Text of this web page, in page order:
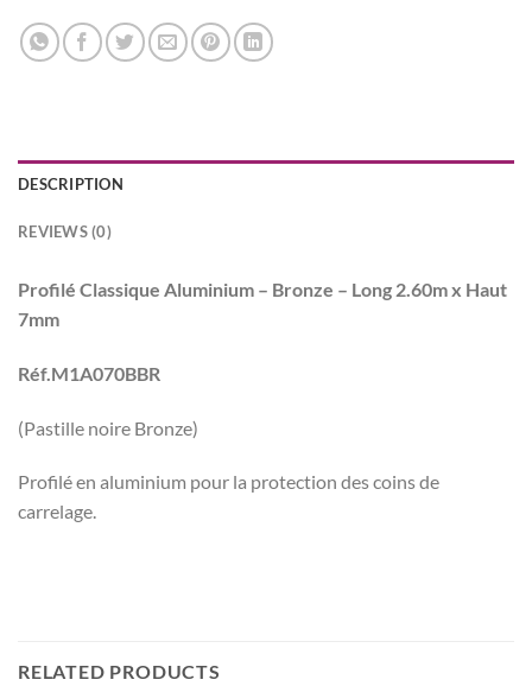
DESCRIPTION
REVIEWS (0)
Profilé Classique Aluminium – Bronze – Long 2.60m x Haut
7mm
Réf.M1A070BBR
(Pastille noire Bronze)
Profilé en aluminium pour la protection des coins de
carrelage.
RELATED PRODUCTS